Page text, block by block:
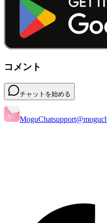
コメント
チャットを始める
MoguChat